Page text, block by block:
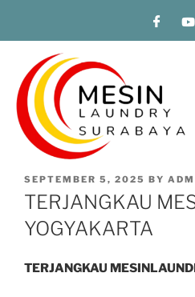
SEPTEMBER 5, 2025 BY
TERJANGKAU
YOGYAKARTA
TERJANGKAU